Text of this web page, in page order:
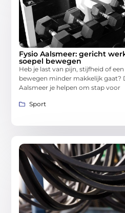
Fysio Aalsmeer: gericht
soepel bewegen
Heb je last van pijn, stijfheid of
bewegen minder makkelijk gaat?
Aalsmeer je helpen om stap voor
Sport